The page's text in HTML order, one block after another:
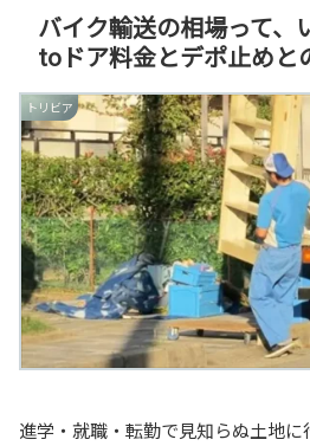
バイク輸送の相場って、
toドア料金とデポ止めと
トリビア
進学・就職・転勤で見知らぬ土地